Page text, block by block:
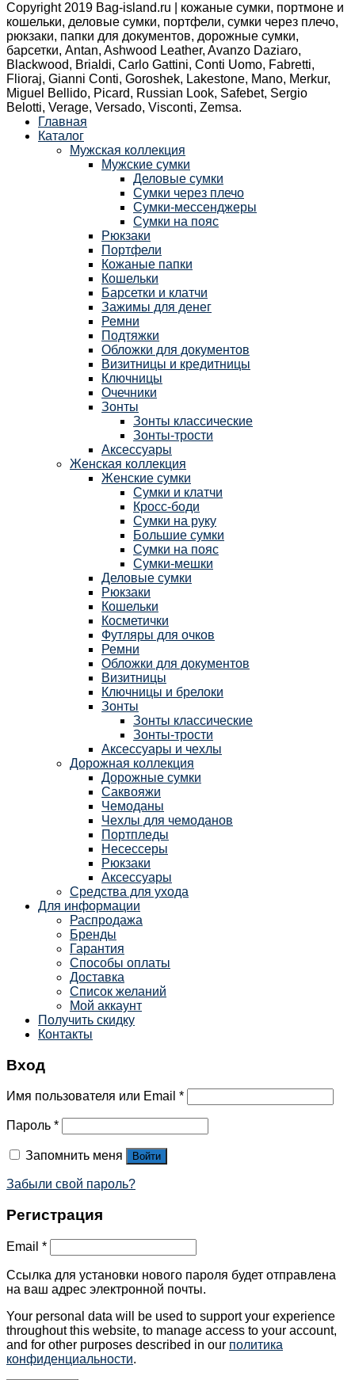
Copyright 2019 Bag-island.ru | кожаные сумки, портмоне и
кошельки, деловые сумки, портфели, сумки через плечо,
рюкзаки, папки для документов, дорожные сумки,
барсетки, Antan, Ashwood Leather, Avanzo Daziaro,
Blackwood, Brialdi, Carlo Gattini, Conti Uomo, Fabretti,
Flioraj, Gianni Conti, Goroshek, Lakestone, Mano, Merkur,
Miguel Bellido, Picard, Russian Look, Safebet, Sergio
Belotti, Verage, Versado, Visconti, Zemsa.
Главная
Каталог
Мужская коллекция
Мужские сумки
Деловые сумки
Сумки через плечо
Сумки-мессенджеры
Сумки на пояс
Рюкзаки
Портфели
Кожаные папки
Кошельки
Барсетки и клатчи
Зажимы для денег
Ремни
Подтяжки
Обложки для документов
Визитницы и кредитницы
Ключницы
Очечники
Зонты
Зонты классические
Зонты-трости
Аксессуары
Женская коллекция
Женские сумки
Сумки и клатчи
Кросс-боди
Сумки на руку
Большие сумки
Сумки на пояс
Сумки-мешки
Деловые сумки
Рюкзаки
Кошельки
Косметички
Футляры для очков
Ремни
Обложки для документов
Визитницы
Ключницы и брелоки
Зонты
Зонты классические
Зонты-трости
Аксессуары и чехлы
Дорожная коллекция
Дорожные сумки
Саквояжи
Чемоданы
Чехлы для чемоданов
Портпледы
Несессеры
Рюкзаки
Аксессуары
Средства для ухода
Для информации
Распродажа
Бренды
Гарантия
Способы оплаты
Доставка
Список желаний
Мой аккаунт
Получить скидку
Контакты
Вход
Имя пользователя или Email *
Пароль *
Запомнить меня Войти
Забыли свой пароль?
Регистрация
Email *
Ссылка для установки нового пароля будет отправлена ​​
на ваш адрес электронной почты.
Your personal data will be used to support your experience
throughout this website, to manage access to your account,
and for other purposes described in our политика
конфиденциальности.